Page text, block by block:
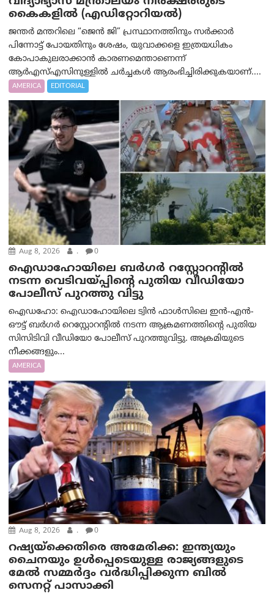
കൈകളിൽ (എഡിറ്റോറിയല്‍)
ജന്തർ മന്തറിലെ “ജെൻ ജി” പ്രസ്ഥാനത്തിനും സർക്കാർ
പിന്നോട്ട് പോയതിനും ശേഷം, യുവാക്കളെ ഇത്രയധികം
കോപാകുലരാക്കാൻ കാരണമെന്താണെന്ന്
ആർ‌എസ്‌എസിനുള്ളിൽ ചർച്ചകൾ ആരംഭിച്ചിരിക്കുകയാണ്....
AMERICA EDITORIAL
Aug 8, 2026 . 0
ഐഡാഹോയിലെ ബർഗർ റസ്റ്റോറന്റിൽ
നടന്ന വെടിവയ്പ്പിന്റെ പുതിയ വീഡിയോ
പോലീസ് പുറത്തു വിട്ടു
ഐഡഹോ: ഐഡാഹോയിലെ ട്വിൻ ഫാൾസിലെ ഇൻ-എൻ-
ഔട്ട് ബർഗർ റെസ്റ്റോറന്റിൽ നടന്ന ആക്രമണത്തിന്റെ പുതിയ
സിസിടിവി വീഡിയോ പോലീസ് പുറത്തുവിട്ടു. അക്രമിയുടെ
നീക്കങ്ങളും...
AMERICA
Aug 8, 2026 . 0
റഷ്യയ്‌ക്കെതിരെ അമേരിക്ക: ഇന്ത്യയും
ചൈനയും ഉൾപ്പെടെയുള്ള രാജ്യങ്ങളുടെ
മേൽ സമ്മർദ്ദം വർദ്ധിപ്പിക്കുന്ന ബിൽ
സെനറ്റ് പാസാക്കി